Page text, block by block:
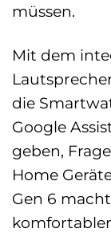
müssen.
Mit dem
die
Google
geben,
Home
Gen 6